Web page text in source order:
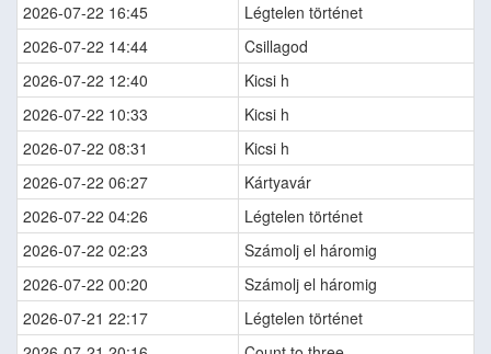
2026-07-22 16:45
Légtelen történet
2026-07-22 14:44
Csillagod
2026-07-22 12:40
Kicsi h
2026-07-22 10:33
Kicsi h
2026-07-22 08:31
Kicsi h
2026-07-22 06:27
Kártyavár
2026-07-22 04:26
Légtelen történet
2026-07-22 02:23
Számolj el háromig
2026-07-22 00:20
Számolj el háromig
2026-07-21 22:17
Légtelen történet